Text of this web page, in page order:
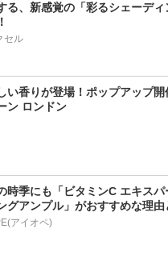
る、新感覚の「彩るシェーデ
セル
い香りが登場！ポップアップ
ン ロンドン
時季にも「ビタミンC エキス
グアンプル」がおすすめな理由
アイオペ)